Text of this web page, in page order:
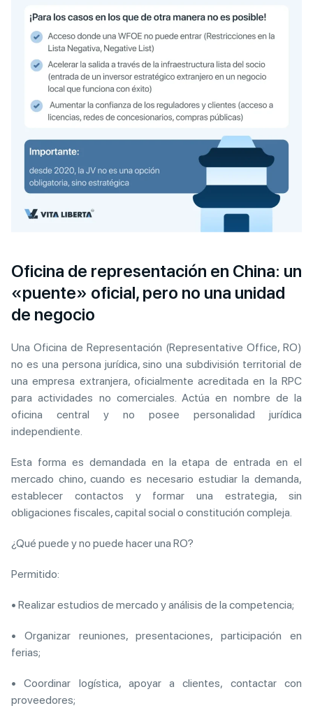
Oficina de representación en China: un
«puente» oficial, pero no una unidad
de negocio
Una Oficina de Representación (Representative Office, RO)
no es una persona jurídica, sino una subdivisión territorial de
una empresa extranjera, oficialmente acreditada en la RPC
para actividades no comerciales. Actúa en nombre de la
oficina central y no posee personalidad jurídica
independiente.
Esta forma es demandada en la etapa de entrada en el
mercado chino, cuando es necesario estudiar la demanda,
establecer contactos y formar una estrategia, sin
obligaciones fiscales, capital social o constitución compleja.
¿Qué puede y no puede hacer una RO?
Permitido:
• Realizar estudios de mercado y análisis de la competencia;
• Organizar reuniones, presentaciones, participación en
ferias;
• Coordinar logística, apoyar a clientes, contactar con
proveedores;